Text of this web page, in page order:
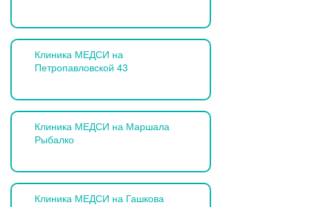
Клиника МЕДСИ на
Петропавловской 43
Клиника МЕДСИ на Маршала
Рыбалко
Клиника МЕДСИ на Гашкова